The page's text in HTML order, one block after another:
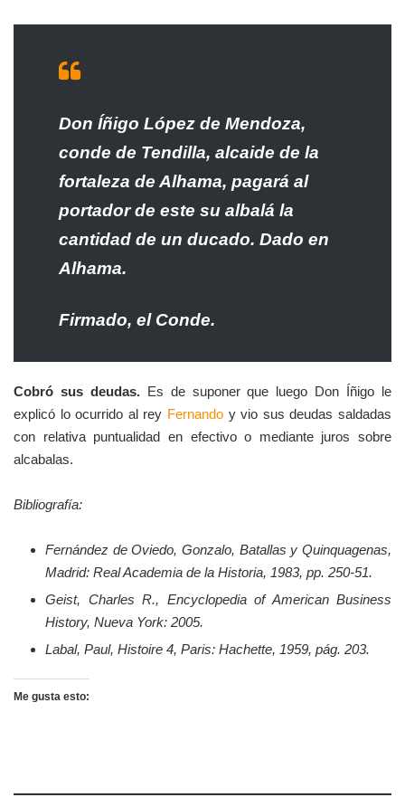
Don Íñigo López de Mendoza,
conde de Tendilla, alcaide de la
fortaleza de Alhama, pagará al
portador de este su albalá la
cantidad de un ducado. Dado en
Alhama.
Firmado, el Conde.
Cobró sus deudas.Es de suponer que luego Don Íñigo le
explicó lo ocurrido al rey Fernando y vio sus deudas saldadas
con relativa puntualidad en efectivo o mediante juros sobre
alcabalas.
Bibliografía:
Fernández de Oviedo, Gonzalo, Batallas y Quinquagenas,
Madrid: Real Academia de la Historia, 1983, pp. 250-51.
Geist, Charles R., Encyclopedia of American Business
History, Nueva York: 2005.
Labal, Paul, Histoire 4, Paris: Hachette, 1959, pág. 203.
Me gusta esto: